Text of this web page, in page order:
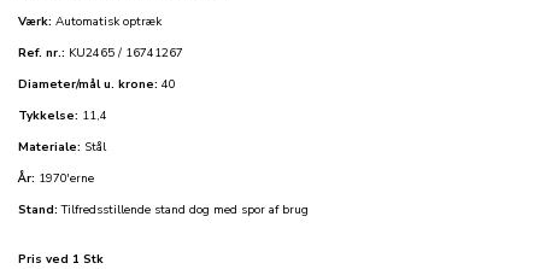
Værk: Automatisk optræk
Ref. nr.: KU2465 / 16741267
Diameter/mål u. krone: 40
Tykkelse: 11,4
Materiale: Stål
År: 1970'erne
Stand:Tilfredsstillende stand dog med spor af brug
Pris ved 1 Stk